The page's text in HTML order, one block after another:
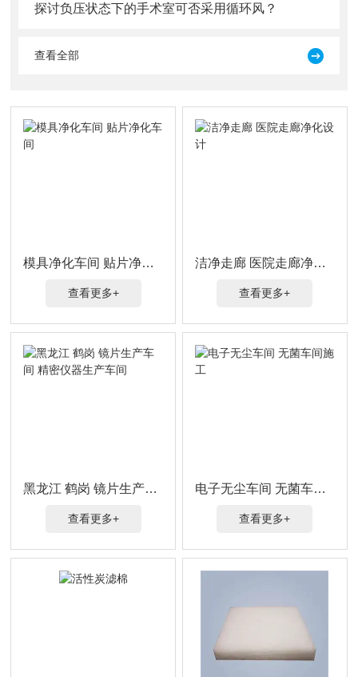
探讨负压状态下的手术室可否采用循环风？
查看全部
模具净化车间 贴片净化车间
查看更多+
洁净走廊 医院走廊净化设计
查看更多+
黑龙江 鹤岗 镜片生产车间 精密仪器生产车间
查看更多+
电子无尘车间 无菌车间施工
查看更多+